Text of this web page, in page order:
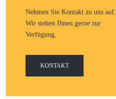
Nehmen Sie Kontakt zu uns auf.
Wir stehen Ihnen gerne zur
Verfügung.
KONTAKT